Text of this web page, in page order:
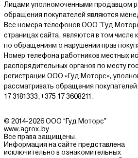
Лицами уполномоченными продавцом
обращения покупателей являются
Все номера телефонов ООО "Гуд
страницах сайта, являются в том числе
по обращениям о нарушении прав
Номер телефона работников местных
распорядительных органов по месту
регистрации ООО «Гуд Моторс»,
рассматривать обращения
17 3181333,+375 17 3608211.
© 2014-2026 ООО “Гуд Моторс”
www.agrox.by
Все права защищены.
Информация на сайте представлена
исключительно в ознакомительных